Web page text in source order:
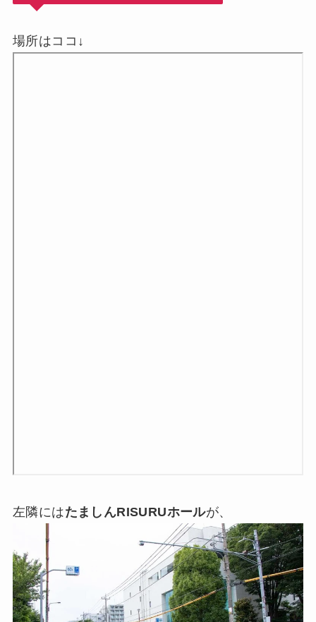
場所はココ↓
左隣にはたましんRISURUホールが、